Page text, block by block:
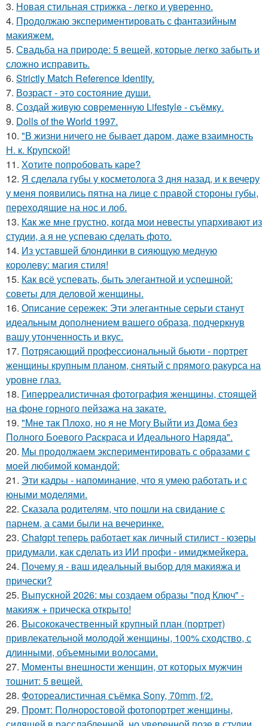
3. Новая стильная стрижка - легко и уверенно.
4. Продолжаю экспериментировать с фантазийным
макияжем.
5. Свадьба на природе: 5 вещей, которые легко забыть и
сложно исправить.
6. Strictly Match Reference Identity.
7. Возраст - это состояние души.
8. Создай живую современную Lifestyle - съёмку.
9. Dolls of the World 1997.
10. "В жизни ничего не бывает даром, даже взаимность
Н. к. Крупской!
11. Хотите попробовать каре?
12. Я сделала губы у косметолога 3 дня назад, и к вечеру
у меня появились пятна на лице с правой стороны губы,
переходящие на нос и лоб.
13. Как же мне грустно, когда мои невесты упархивают из
студии, а я не успеваю сделать фото.
14. Из уставшей блондинки в сияющую медную
королеву: магия стиля!
15. Как всё успевать, быть элегантной и успешной:
советы для деловой женщины.
16. Описание сережек: Эти элегантные серьги станут
идеальным дополнением вашего образа, подчеркнув
вашу утонченность и вкус.
17. Потрясающий профессиональный бьюти - портрет
женщины крупным планом, снятый с прямого ракурса на
уровне глаз.
18. Гиперреалистичная фотография женщины, стоящей
на фоне горного пейзажа на закате.
19. "Мне так Плохо, но я не Могу Выйти из Дома без
Полного Боевого Раскраса и Идеального Наряда".
20. Мы продолжаем экспериментировать с образами с
моей любимой командой:
21. Эти кадры - напоминание, что я умею работать и с
юными моделями.
22. Сказала родителям, что пошли на свидание с
парнем, а сами были на вечеринке.
23. Chatgpt теперь работает как личный стилист - юзеры
придумали, как сделать из ИИ профи - имиджмейкера.
24. Почему я - ваш идеальный выбор для макияжа и
прически?
25. Выпускной 2026: мы создаем образы "под Ключ" -
макияж + прическа открыто!
26. Высококачественный крупный план (портрет)
привлекательной молодой женщины, 100% сходство, с
длинными, объемными волосами.
27. Моменты внешности женщин, от которых мужчин
тошнит: 5 вещей.
28. Фотореалистичная съёмка Sony, 70mm, f/2.
29. Промт: Полноростовой фотопортрет женщины,